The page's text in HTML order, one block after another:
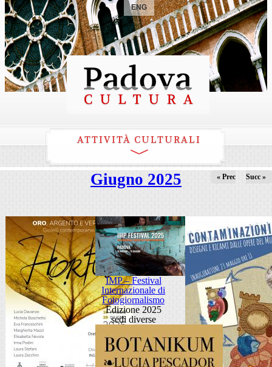
ENG
ATTIVITÀ CULTURALI
Giugno 2025 « Prec Succ »
IMP – Festival
Internazionale di
Fotogiornalismo
Edizione 2025
sedi diverse